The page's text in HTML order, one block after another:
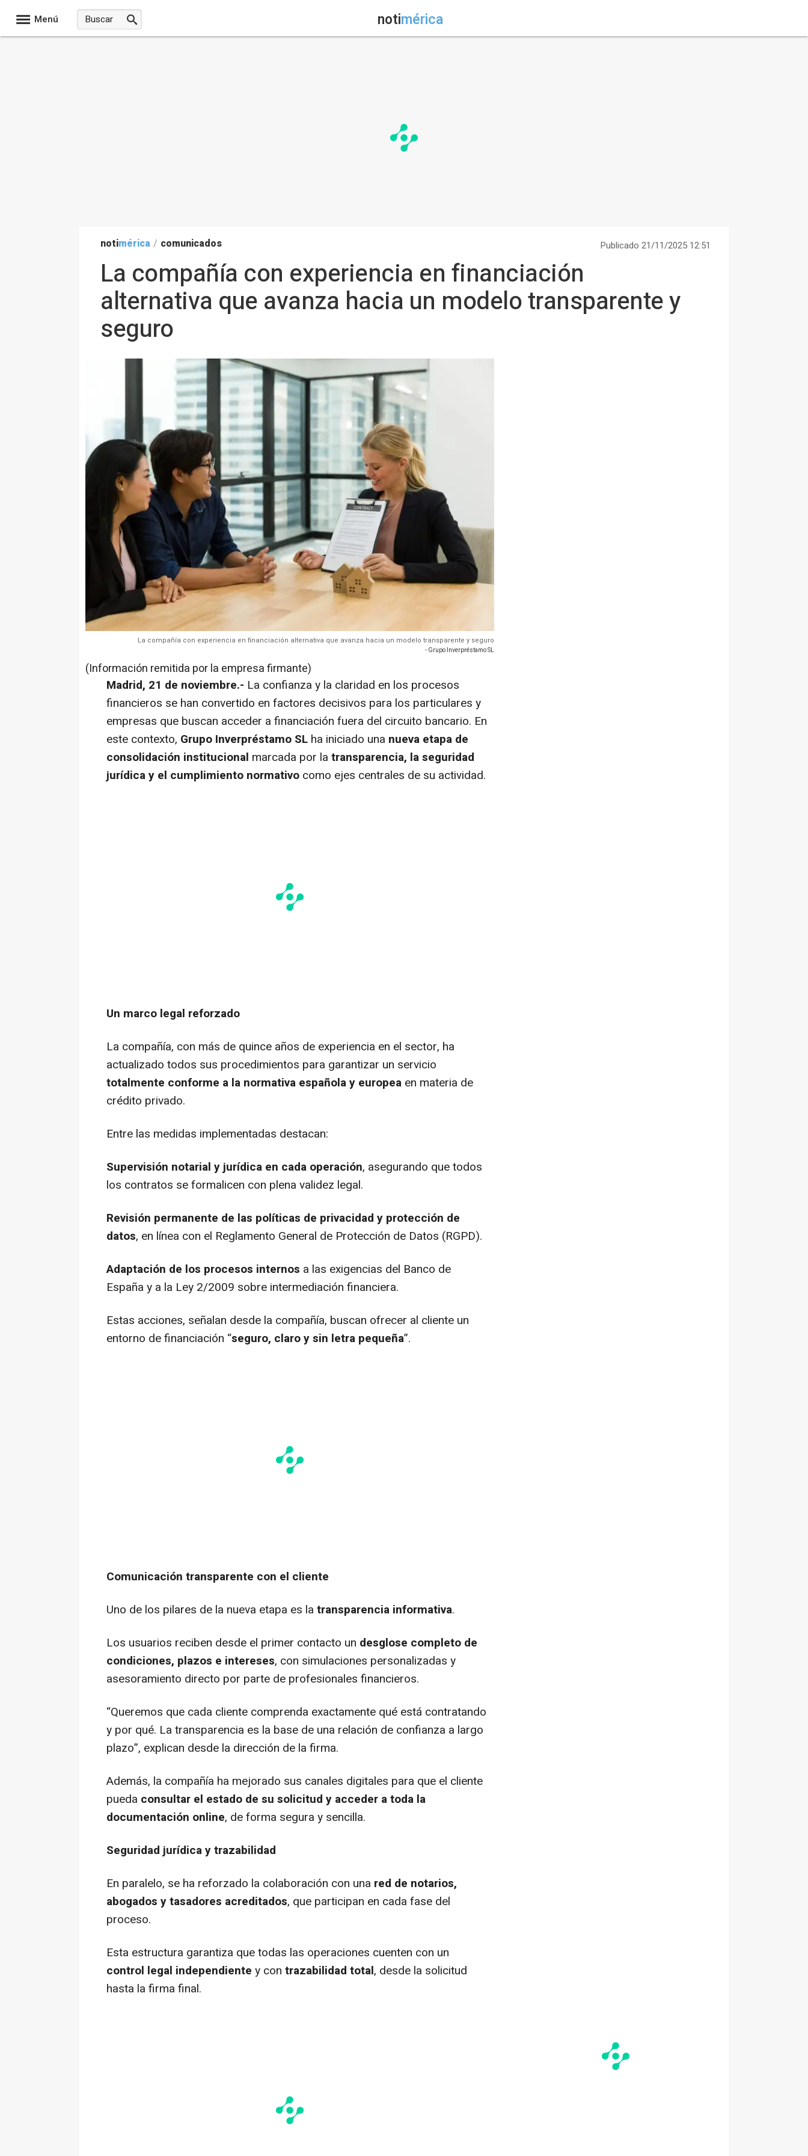
Menú notimérica
notimérica / comunicados Publicado 21/11/2025 12:51
La compañía con experiencia en financiación
alternativa que avanza hacia un modelo transparente y
seguro
La compañía con experiencia en financiación alternativa que avanza hacia un modelo transparente y seguro
- Grupo Inverpréstamo SL
(Información remitida por la empresa firmante)
Madrid, 21 de noviembre.- La confianza y la claridad en los procesos
financieros se han convertido en factores decisivos para los particulares y
empresas que buscan acceder a financiación fuera del circuito bancario. En
este contexto, Grupo Inverpréstamo SL ha iniciado una nueva etapa de
consolidación institucional marcada por la transparencia, la seguridad
jurídica y el cumplimiento normativo como ejes centrales de su actividad.
Un marco legal reforzado
La compañía, con más de quince años de experiencia en el sector, ha
actualizado todos sus procedimientos para garantizar un servicio
totalmente conforme a la normativa española y europea en materia de
crédito privado.
Entre las medidas implementadas destacan:
Supervisión notarial y jurídica en cada operación, asegurando que todos
los contratos se formalicen con plena validez legal.
Revisión permanente de las políticas de privacidad y protección de
datos, en línea con el Reglamento General de Protección de Datos (RGPD).
Adaptación de los procesos internos a las exigencias del Banco de
España y a la Ley 2/2009 sobre intermediación financiera.
Estas acciones, señalan desde la compañía, buscan ofrecer al cliente un
entorno de financiación “seguro, claro y sin letra pequeña”.
Comunicación transparente con el cliente
Uno de los pilares de la nueva etapa es la transparencia informativa.
Los usuarios reciben desde el primer contacto un desglose completo de
condiciones, plazos e intereses, con simulaciones personalizadas y
asesoramiento directo por parte de profesionales financieros.
“Queremos que cada cliente comprenda exactamente qué está contratando
y por qué. La transparencia es la base de una relación de confianza a largo
plazo”, explican desde la dirección de la firma.
Además, la compañía ha mejorado sus canales digitales para que el cliente
pueda consultar el estado de su solicitud y acceder a toda la
documentación online, de forma segura y sencilla.
Seguridad jurídica y trazabilidad
En paralelo, se ha reforzado la colaboración con una red de notarios,
abogados y tasadores acreditados, que participan en cada fase del
proceso.
Esta estructura garantiza que todas las operaciones cuenten con un
control legal independiente y con trazabilidad total, desde la solicitud
hasta la firma final.